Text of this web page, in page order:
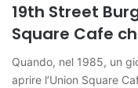
19th Street
Square Cafe
Quando, nel 1985, un
aprire l’Union Square